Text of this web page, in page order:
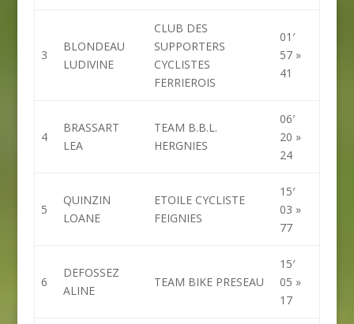
3
BLONDEAU
LUDIVINE
CLUB DES
SUPPORTERS
CYCLISTES
FERRIEROIS
01′
57 »
41
4
BRASSART
LEA
TEAM B.B.L.
HERGNIES
06′
20 »
24
5
QUINZIN
LOANE
ETOILE CYCLISTE
FEIGNIES
15′
03 »
77
6
DEFOSSEZ
ALINE
TEAM BIKE PRESEAU
15′
05 »
17